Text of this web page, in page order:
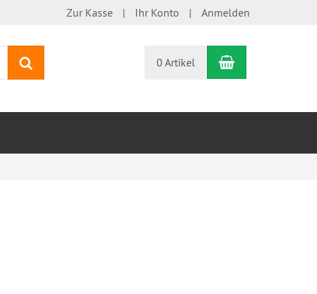
Zur Kasse Ihr Konto Anmelden
0 Artikel Warenkorb